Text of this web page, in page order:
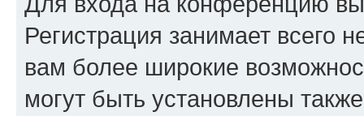
Регистрация занимает всего
вам более широкие
могут быть установлены